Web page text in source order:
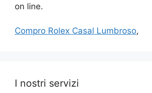
on line.
Compro Rolex Casal Lumbroso,
I nostri servizi